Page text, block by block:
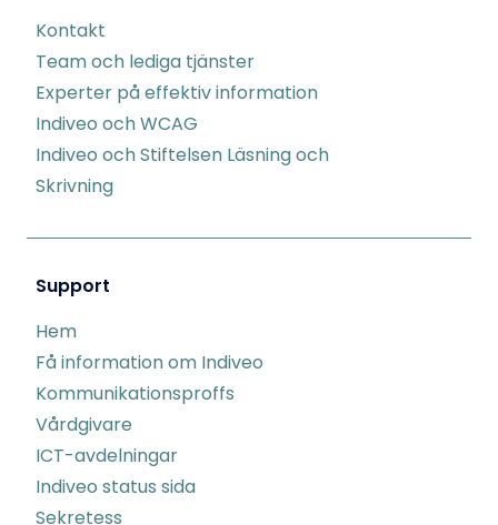
Kontakt
Team och lediga tjänster
Experter på effektiv information
Indiveo och WCAG
Indiveo och Stiftelsen Läsning och
Skrivning
Support
Hem
Få information om Indiveo
Kommunikationsproffs
Vårdgivare
ICT-avdelningar
Indiveo status sida
Sekretess